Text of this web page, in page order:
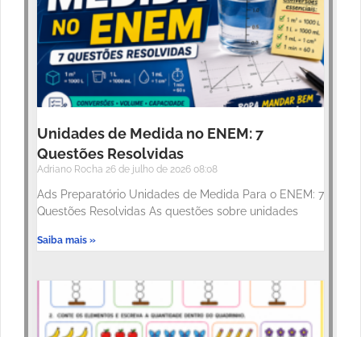
Unidades de Medida no ENEM: 7
Questões Resolvidas
Adriano Rocha 26 de julho de 2026 08:08
Ads Preparatório Unidades de Medida Para o ENEM: 7
Questões Resolvidas As questões sobre unidades
Saiba mais »